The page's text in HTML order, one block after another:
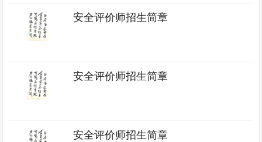
安全评价师招生简章
安全评价师招生简章
安全评价师招生简章